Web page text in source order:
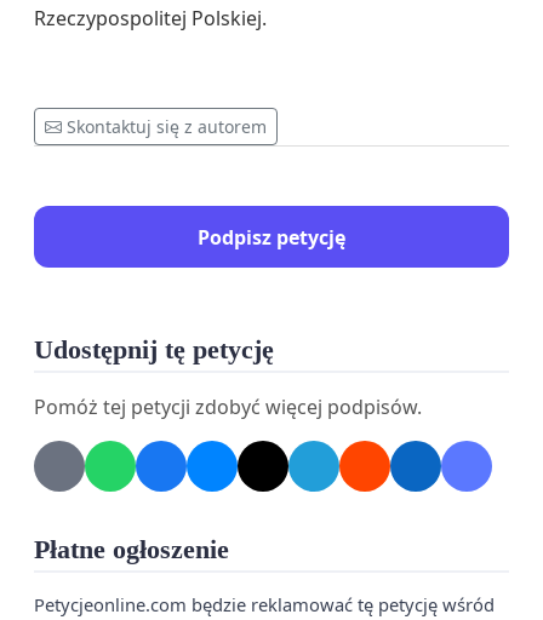
Rzeczypospolitej Polskiej.
Skontaktuj się z autorem
Podpisz petycję
Udostępnij tę petycję
Pomóż tej petycji zdobyć więcej podpisów.
Płatne ogłoszenie
Petycjeonline.com będzie reklamować tę petycję wśród